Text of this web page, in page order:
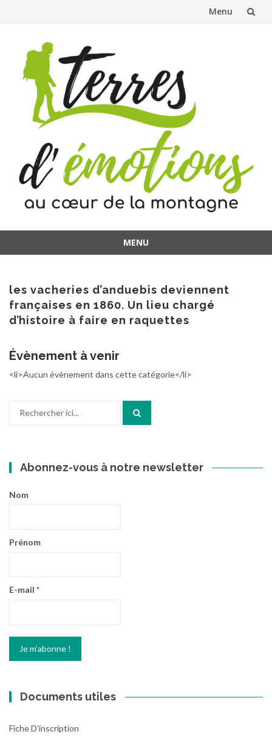
Menu
contenu
MENU
contenu
les vacheries d’anduebis deviennent
françaises en 1860. Un lieu chargé
d’histoire à faire en raquettes
Évènement à venir
<li>Aucun évènement dans cette catégorie</li>
Abonnez-vous à notre newsletter
Nom
Prénom
E-mail *
Documents utiles
Fiche D'inscription